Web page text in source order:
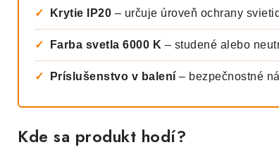
✓ Krytie IP20 – určuje úroveň ochrany
✓ Farba svetla 6000 K – studené alebo
✓ Príslušenstvo v balení – bezpečnostné
Kde sa produkt hodí?